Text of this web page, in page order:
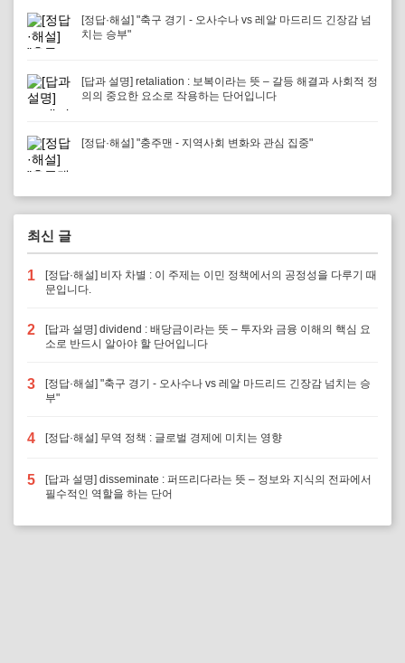
[정답·해설] "축구 경기 - 오사수나 vs 레알 마드리드 긴장감 넘
치는 승부"
[답과 설명] retaliation : 보복이라는 뜻 – 갈등 해결과 사회적 정
의의 중요한 요소로 작용하는 단어입니다
[정답·해설] "충주맨 - 지역사회 변화와 관심 집중"
최신 글
1
[정답·해설] 비자 차별 : 이 주제는 이민 정책에서의 공정성을 다루기 때
문입니다.
2
[답과 설명] dividend : 배당금이라는 뜻 – 투자와 금융 이해의 핵심 요
소로 반드시 알아야 할 단어입니다
3
[정답·해설] "축구 경기 - 오사수나 vs 레알 마드리드 긴장감 넘치는 승
부"
4 [정답·해설] 무역 정책 : 글로벌 경제에 미치는 영향
5
[답과 설명] disseminate : 퍼뜨리다라는 뜻 – 정보와 지식의 전파에서
필수적인 역할을 하는 단어